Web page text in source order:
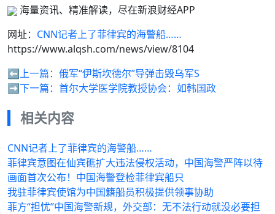
海量资讯、精准解读，尽在新浪财经APP
网址： CNN记者上了菲律宾的海警船……
https://www.alqsh.com/news/view/8104
⬅️上一篇： 俄军“伊斯坎德尔”导弹击毁乌军S
➡️下一篇： 首尔大学医学院教授协会：如韩国政
相关内容
CNN记者上了菲律宾的海警船……
菲律宾意图在仙宾礁扩大违法侵权活动，中国海警严阵以待
画面首次公布！中国海警登检菲律宾船只
我驻菲律宾使馆为中国籍船员积极提供领事协助
菲方“担忧”中国海警新规，外交部：无不法行动就没必要担